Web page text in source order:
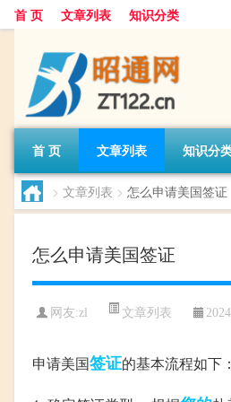
首 页 文章列表 知识分类
首 页 文章列表 知识分
> 文章列表 > 怎么申请美国签证
怎么申请美国签证
网友:zl 文章列表
申请美国签证的基本流程如下：